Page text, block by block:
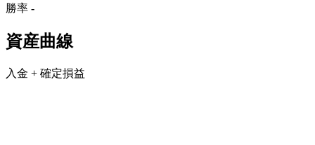
勝率 -
資産曲線
入金 + 確定損益